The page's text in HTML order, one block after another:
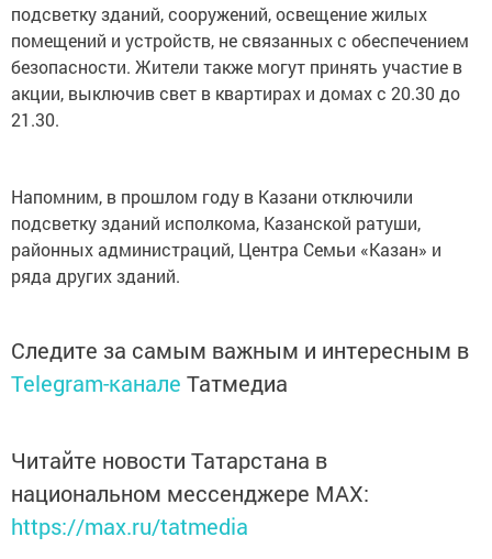
подсветку зданий, сооружений, освещение жилых
помещений и устройств, не связанных с обеспечением
безопасности. Жители также могут принять участие в
акции, выключив свет в квартирах и домах с 20.30 до
21.30.
Напомним, в прошлом году в Казани отключили
подсветку зданий исполкома, Казанской ратуши,
районных администраций, Центра Семьи «Казан» и
ряда других зданий.
Следите за самым важным и интересным в
Telegram-канале Татмедиа
Читайте новости Татарстана в
национальном мессенджере MАХ:
https://max.ru/tatmedia